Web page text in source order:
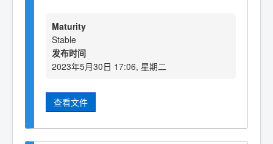
Maturity
Stable
发布时间
2023年5月30日 17:06, 星期二
查看文件